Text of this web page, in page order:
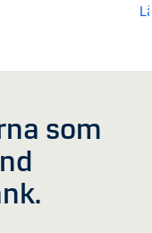
som